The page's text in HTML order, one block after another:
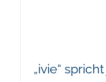
„ivie“